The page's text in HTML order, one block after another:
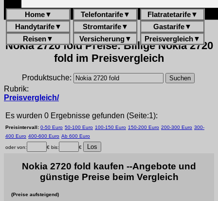
Home▼ Telefontarife▼ Flatratetarife▼
Handytarife▼ Stromtarife▼ Gastarife▼
Reisen▼ Versicherung▼ Preisvergleich▼
Nokia 2720 fold Preise: Billige Nokia 2720
fold im Preisvergleich
Produktsuche:
Rubrik:
Preisvergleich/
Es wurden 0 Ergebnisse gefunden (Seite:1):
Preisintervall: 0-50 Euro 50-100 Euro 100-150 Euro 150-200 Euro 200-300 Euro 300-
400 Euro 400-600 Euro Ab 600 Euro
oder von: € bis: €
Nokia 2720 fold kaufen --Angebote und
günstige Preise beim Vergleich
(Preise aufsteigend)